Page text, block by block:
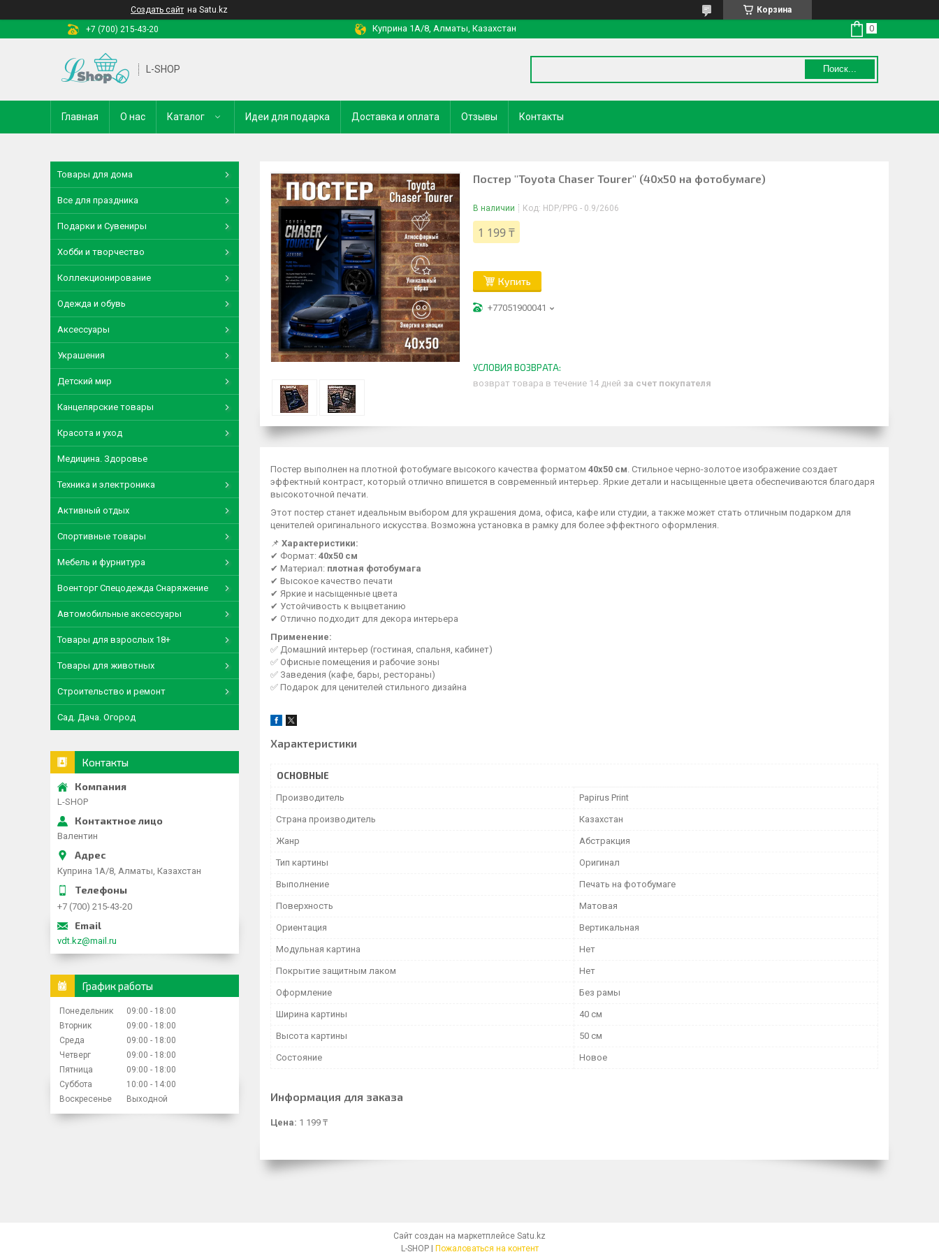
Создать сайт на Satu.kz
Корзина
+7 (700) 215-43-20
Куприна 1A/8, Алматы, Казахстан
L-SHOP Поиск...
Главная О нас Каталог Идеи для подарка Доставка и оплата Отзывы Контакты
Постер "Toyota Chaser Tourer" (40х50 на фотобумаге)
В наличии Код: HDP/PPG - 0.9/2606
1 199 ₸
Купить
+77051900041
возврат товара в течение 14 дней за счет покупателя
Постер выполнен на плотной фотобумаге высокого качества форматом 40х50 см. Стильное черно-золотое изображение создает
эффектный контраст, который отлично впишется в современный интерьер. Яркие детали и насыщенные цвета обеспечиваются благодаря
высокоточной печати.
Этот постер станет идеальным выбором для украшения дома, офиса, кафе или студии, а также может стать отличным подарком для
ценителей оригинального искусства. Возможна установка в рамку для более эффектного оформления.
📌 Характеристики:
✔ Формат: 40х50 см
✔ Материал: плотная фотобумага
✔ Высокое качество печати
✔ Яркие и насыщенные цвета
✔ Устойчивость к выцветанию
✔ Отлично подходит для декора интерьера
Применение:
✅ Домашний интерьер (гостиная, спальня, кабинет)
✅ Офисные помещения и рабочие зоны
✅ Заведения (кафе, бары, рестораны)
✅ Подарок для ценителей стильного дизайна
Характеристики
ОСНОВНЫЕ
Производитель Papirus Print
Страна производитель Казахстан
Жанр Абстракция
Тип картины Оригинал
Выполнение Печать на фотобумаге
Поверхность Матовая
Ориентация Вертикальная
Модульная картина Нет
Покрытие защитным лаком Нет
Оформление Без рамы
Ширина картины 40 см
Высота картины 50 см
Состояние Новое
Информация для заказа
Цена: 1 199 ₸
Товары для дома
Все для праздника
Подарки и Сувениры
Хобби и творчество
Коллекционирование
Одежда и обувь
Аксессуары
Украшения
Детский мир
Канцелярские товары
Красота и уход
Медицина. Здоровье
Техника и электроника
Активный отдых
Спортивные товары
Мебель и фурнитура
Военторг Спецодежда Снаряжение
Автомобильные аксессуары
Товары для взрослых 18+
Товары для животных
Строительство и ремонт
Сад. Дача. Огород
Контакты
L-SHOP
Валентин
Куприна 1A/8, Алматы, Казахстан
+7 (700) 215-43-20
vdt.kz@mail.ru
График работы
Понедельник 09:00
18:00
Вторник
09:00
18:00
Среда
09:00
18:00
Четверг
09:00
18:00
Пятница
09:00
18:00
Суббота
10:00
14:00
Воскресенье
Выходной
Сайт создан на маркетплейсе Satu.kz
Пожаловаться на контент